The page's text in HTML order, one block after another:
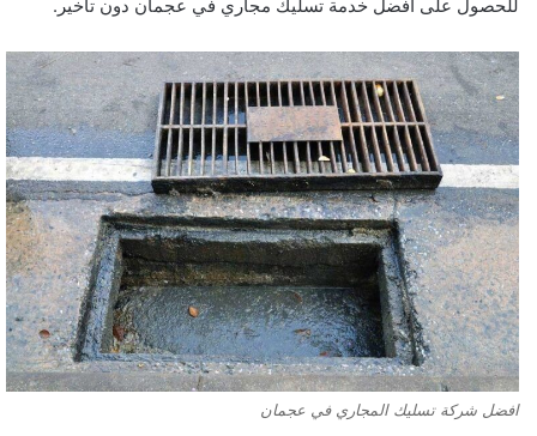
للحصول على أفضل خدمة تسليك مجاري في عجمان دون تأخير.
افضل شركة تسليك المجاري في عجمان